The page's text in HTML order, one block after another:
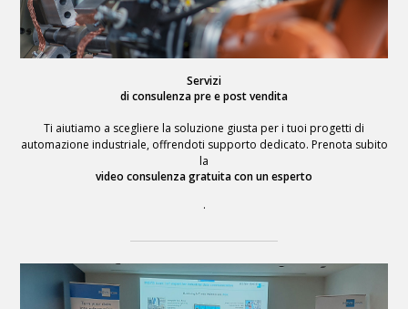
Servizi
di consulenza pre e post vendita
Ti aiutiamo a scegliere la soluzione giusta per i tuoi progetti di
automazione industriale, offrendoti supporto dedicato. Prenota subito
la
video consulenza gratuita con un esperto
.